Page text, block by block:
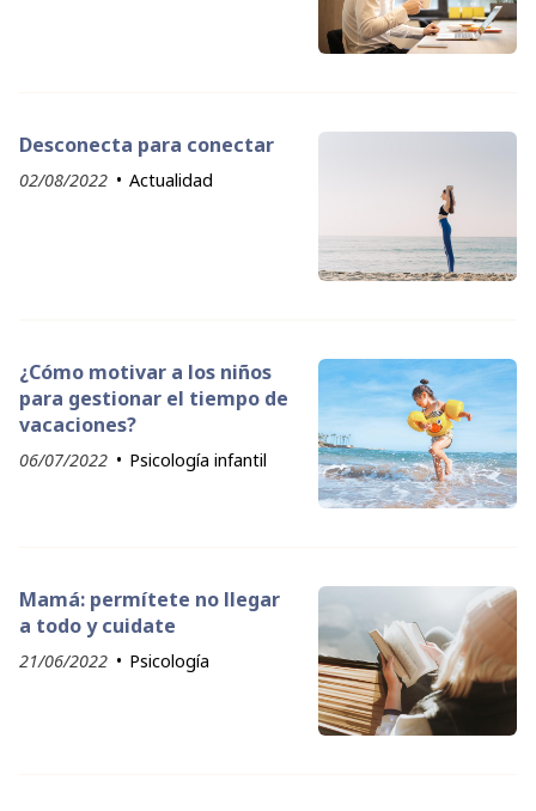
Desconecta para conectar
02/08/2022 Actualidad
¿Cómo motivar a los niños
para gestionar el tiempo de
vacaciones?
06/07/2022 Psicología infantil
Mamá: permítete no llegar
a todo y cuidate
21/06/2022 Psicología